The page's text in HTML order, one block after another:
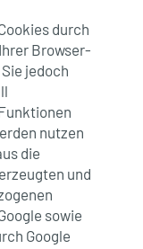
durch
Browser-
jedoch
nutzen
die
und
sowie
Google